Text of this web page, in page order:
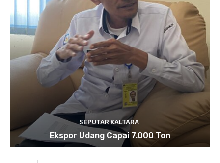
SEPUTAR KALTARA
Ekspor Udang Capai 7.000 Ton